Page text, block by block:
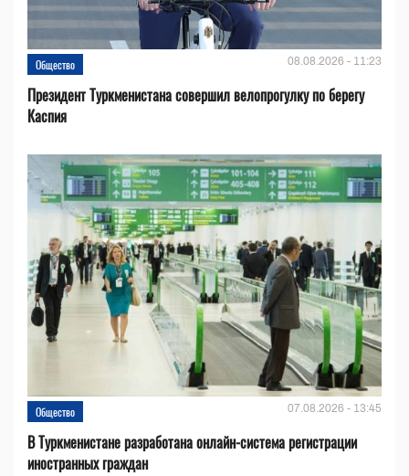
Общество 08.08.2026 - 11:23
Президент Туркменистана совершил велопрогулку по берегу
Каспия
Общество 07.08.2026 - 13:45
В Туркменистане разработана онлайн-система регистрации
иностранных граждан